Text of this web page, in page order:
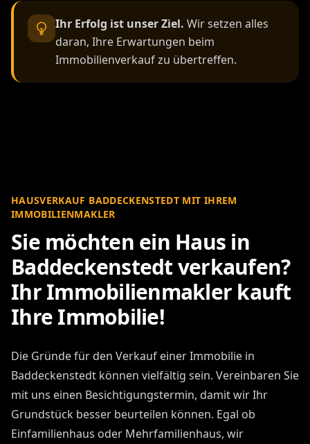
Ihr Erfolg ist unser Ziel. Wir setzen alles
daran, Ihre Erwartungen beim
Immobilienverkauf zu übertreffen.
HAUSVERKAUF BADDECKENSTEDT MIT IHREM
IMMOBILIENMAKLER
Sie möchten ein Haus in
Baddeckenstedt verkaufen?
Ihr Immobilienmakler kauft
Ihre Immobilie!
Die Gründe für den Verkauf einer Immobilie in
Baddeckenstedt können vielfältig sein. Vereinbaren Sie
mit uns einen Besichtigungstermin, damit wir Ihr
Grundstück besser beurteilen können. Egal ob
Einfamilienhaus oder Mehrfamilienhaus, wir